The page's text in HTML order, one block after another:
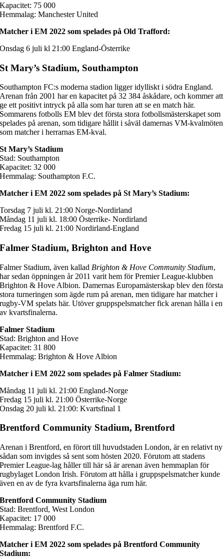
Kapacitet: 75 000
Hemmalag: Manchester United
Matcher i EM 2022 som spelades på Old Trafford:
Onsdag 6 juli kl 21:00 England-Österrike
St Mary’s Stadium, Southampton
Southampton FC:s moderna stadion ligger idylliskt i södra England.
Arenan från 2001 har en kapacitet på 32 384 åskådare, och kommer att
ge ett positivt intryck på alla som har turen att se en match här.
Sommarens fotbolls EM blev det första stora fotbollsmästerskapet som
spelades på arenan, som tidigare hållit i såväl damernas VM-kvalmöten
som matcher i herrarnas EM-kval.
St Mary’s Stadium
Stad: Southampton
Kapacitet: 32 000
Hemmalag: Southampton F.C.
Matcher i EM 2022 som spelades på St Mary’s Stadium:
Torsdag 7 juli kl. 21:00 Norge-Nordirland
Måndag 11 juli kl. 18:00 Österrike- Nordirland
Fredag 15 juli kl. 21:00 Nordirland-England
Falmer Stadium, Brighton and Hove
Falmer Stadium, även kallad Brighton & Hove Community Stadium,
har sedan öppningen år 2011 varit hem för Premier League-klubben
Brighton & Hove Albion. Damernas Europamästerskap blev den första
stora turneringen som ägde rum på arenan, men tidigare har matcher i
rugby-VM spelats här. Utöver gruppspelsmatcher fick arenan hålla i en
av kvartsfinalerna.
Falmer Stadium
Stad: Brighton and Hove
Kapacitet: 31 800
Hemmalag: Brighton & Hove Albion
Matcher i EM 2022 som spelades på Falmer Stadium:
Måndag 11 juli kl. 21:00 England-Norge
Fredag 15 juli kl. 21:00 Österrike-Norge
Onsdag 20 juli kl. 21:00: Kvartsfinal 1
Brentford Community Stadium, Brentford
Arenan i Brentford, en förort till huvudstaden London, är en relativt ny
sådan som invigdes så sent som hösten 2020. Förutom att stadens
Premier League-lag håller till här så är arenan även hemmaplan för
rugbylaget London Irish. Förutom att hålla i gruppspelsmatcher kunde
även en av de fyra kvartsfinalerna äga rum här.
Brentford Community Stadium
Stad: Brentford, West London
Kapacitet: 17 000
Hemmalag: Brentford F.C.
Matcher i EM 2022 som spelades på Brentford Community
Stadium: